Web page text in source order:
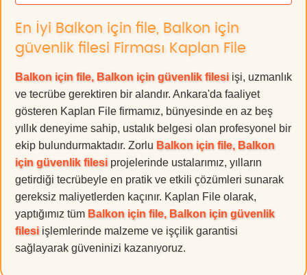
En İyi Balkon için file, Balkon için
güvenlik filesi Firması Kaplan File
Balkon için file, Balkon için güvenlik filesi işi, uzmanlık
ve tecrübe gerektiren bir alandır. Ankara'da faaliyet
gösteren Kaplan File firmamız, bünyesinde en az beş
yıllık deneyime sahip, ustalık belgesi olan profesyonel bir
ekip bulundurmaktadır. Zorlu Balkon için file, Balkon
için güvenlik filesi projelerinde ustalarımız, yılların
getirdiği tecrübeyle en pratik ve etkili çözümleri sunarak
gereksiz maliyetlerden kaçınır. Kaplan File olarak,
yaptığımız tüm Balkon için file, Balkon için güvenlik
filesi işlemlerinde malzeme ve işçilik garantisi
sağlayarak güveninizi kazanıyoruz.